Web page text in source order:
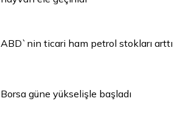
ABD`nin ticari ham petrol stokları arttı
Borsa güne yükselişle başladı